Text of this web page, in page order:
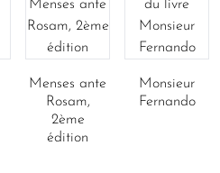
Menses ante
Rosam,
2ème
édition
Monsieur
Fernando